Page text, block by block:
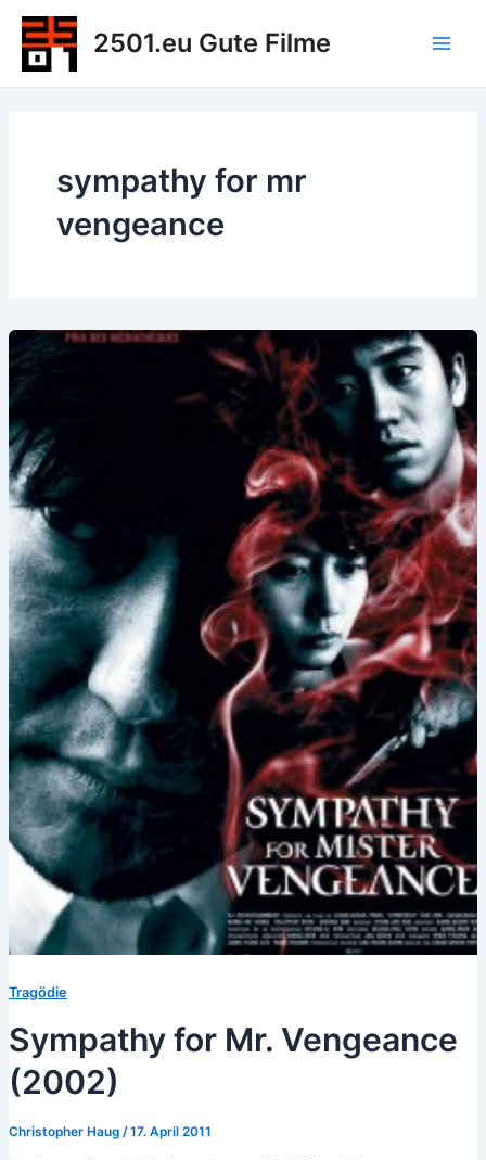
Zum
Inhalt
springen
2501.eu Gute Filme
sympathy for mr
vengeance
Tragödie
Sympathy for Mr. Vengeance
(2002)
Christopher Haug /17. April 2011